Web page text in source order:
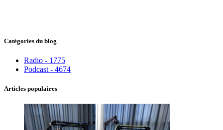
Catégories du blog
Radio - 1775
Podcast - 4674
Articles populaires